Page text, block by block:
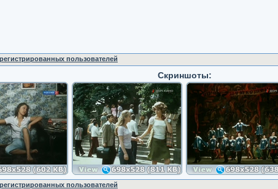
пользователей
Скриншоты:
пользователей